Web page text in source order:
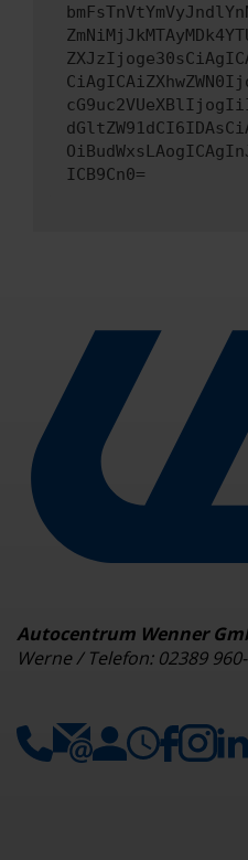
ICB9Cn0=
Autocentrum Wenner
Werne / Telefon: 02389